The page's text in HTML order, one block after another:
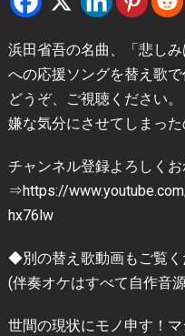
浜田省吾の名曲、「悲し
への応援ソングを替え歌で
どうぞ、ご視聴ください。
嫌な気分にさせてしまった
チャンネル登録よろしくお
⇒https://
hx76lw
◆別の替え歌動画もご覧
(伴奏オケはすべて自作音源
世間の現状にモノ申す！マ